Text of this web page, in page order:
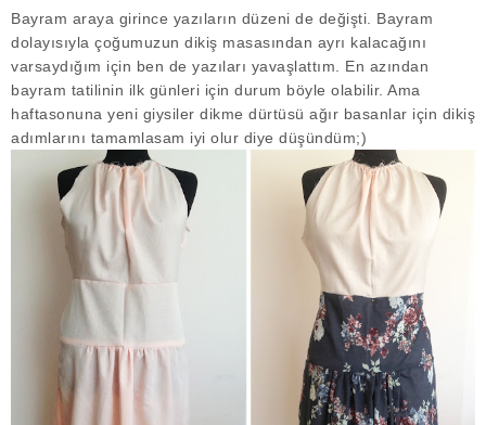
Bayram araya girince yazıların düzeni de değişti. Bayram
dolayısıyla çoğumuzun dikiş masasından ayrı kalacağını
varsaydığım için ben de yazıları yavaşlattım. En azından
bayram tatilinin ilk günleri için durum böyle olabilir. Ama
haftasonuna yeni giysiler dikme dürtüsü ağır basanlar için dikiş
adımlarını tamamlasam iyi olur diye düşündüm;)